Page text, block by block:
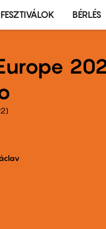
FESZTIVÁLOK BÉRLÉS